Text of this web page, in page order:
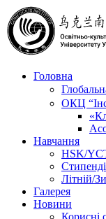
Головна
ОКЦ
Навчання
HSK/
Літній/
Галерея
Новини
Корисні